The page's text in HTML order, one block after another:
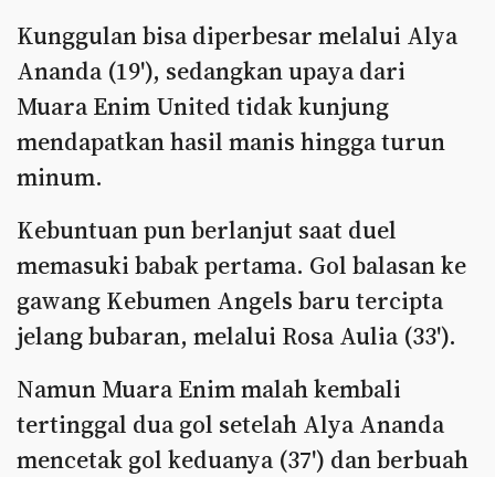
Kunggulan bisa diperbesar melalui Alya
Ananda (19'), sedangkan upaya dari
Muara Enim United tidak kunjung
mendapatkan hasil manis hingga turun
minum.
Kebuntuan pun berlanjut saat duel
memasuki babak pertama. Gol balasan ke
gawang Kebumen Angels baru tercipta
jelang bubaran, melalui Rosa Aulia (33').
Namun Muara Enim malah kembali
tertinggal dua gol setelah Alya Ananda
mencetak gol keduanya (37') dan berbuah